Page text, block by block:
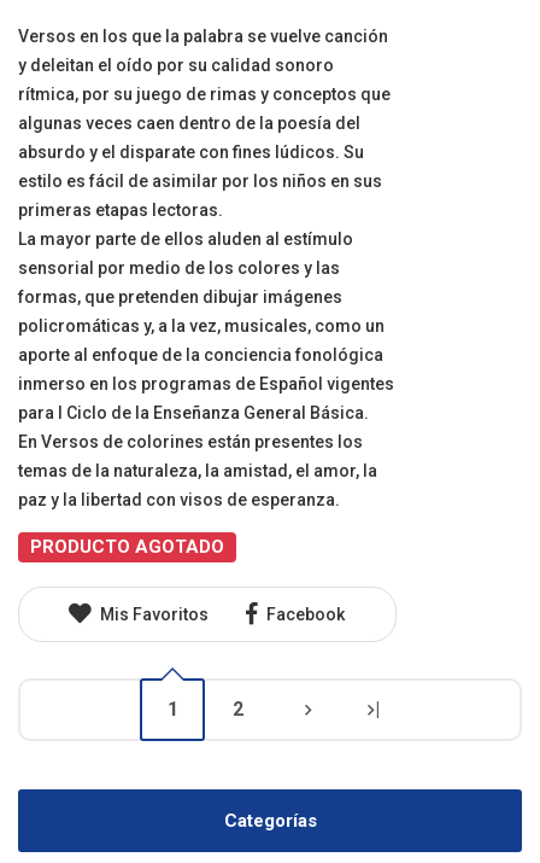
Versos en los que la palabra se vuelve canción
y deleitan el oído por su calidad sonoro
rítmica, por su juego de rimas y conceptos que
algunas veces caen dentro de la poesía del
absurdo y el disparate con fines lúdicos. Su
estilo es fácil de asimilar por los niños en sus
primeras etapas lectoras.
La mayor parte de ellos aluden al estímulo
sensorial por medio de los colores y las
formas, que pretenden dibujar imágenes
policromáticas y, a la vez, musicales, como un
aporte al enfoque de la conciencia fonológica
inmerso en los programas de Español vigentes
para I Ciclo de la Enseñanza General Básica.
En Versos de colorines están presentes los
temas de la naturaleza, la amistad, el amor, la
paz y la libertad con visos de esperanza.
PRODUCTO AGOTADO
Mis Favoritos Facebook
1 2 |
Categorías